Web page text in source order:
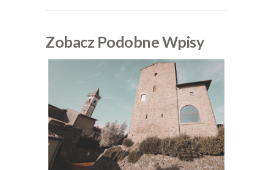
Zobacz Podobne Wpisy